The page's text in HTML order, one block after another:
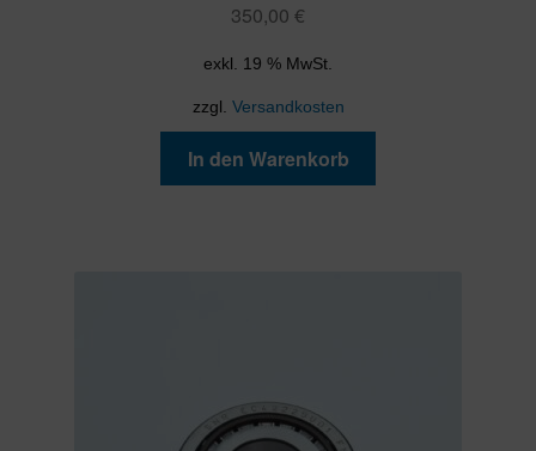
350,00 €
exkl. 19 % MwSt.
zzgl. Versandkosten
In den Warenkorb